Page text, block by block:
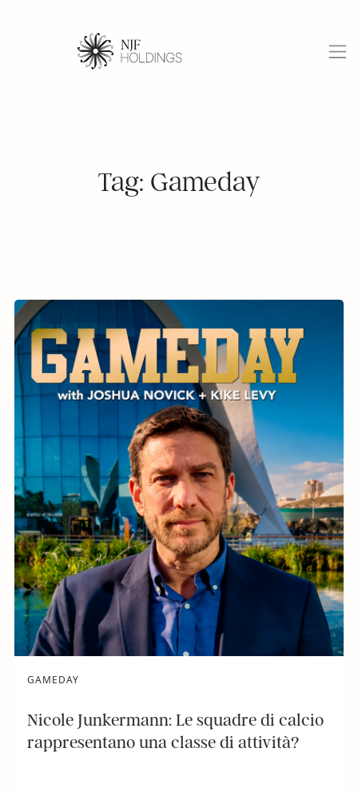
Tag: Gameday
GAMEDAY
Nicole Junkermann: Le squadre di calcio
rappresentano una classe di attività?